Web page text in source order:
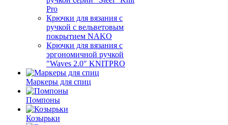
Pro
Крючки для вязания с
ручкой с вельветовым
покрытием NAKO
Крючки для вязания с
эргономичной ручкой
"Waves 2.0" KNITPRO
Маркеры для спиц
Помпоны
Козырьки